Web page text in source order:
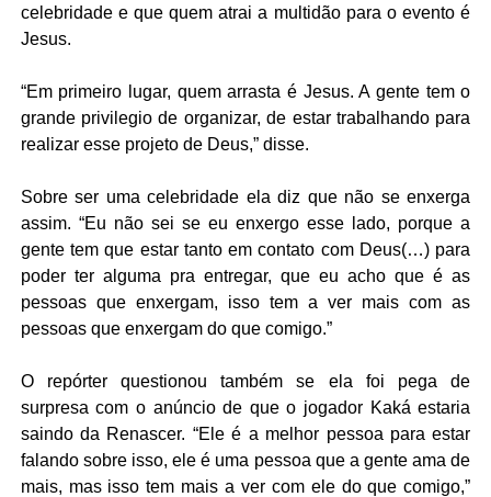
celebridade e que quem atrai a multidão para o evento é
Jesus.
“Em primeiro lugar, quem arrasta é Jesus. A gente tem o
grande privilegio de organizar, de estar trabalhando para
realizar esse projeto de Deus,” disse.
Sobre ser uma celebridade ela diz que não se enxerga
assim. “Eu não sei se eu enxergo esse lado, porque a
gente tem que estar tanto em contato com Deus(…) para
poder ter alguma pra entregar, que eu acho que é as
pessoas que enxergam, isso tem a ver mais com as
pessoas que enxergam do que comigo.”
O repórter questionou também se ela foi pega de
surpresa com o anúncio de que o jogador Kaká estaria
saindo da Renascer. “Ele é a melhor pessoa para estar
falando sobre isso, ele é uma pessoa que a gente ama de
mais, mas isso tem mais a ver com ele do que comigo,”